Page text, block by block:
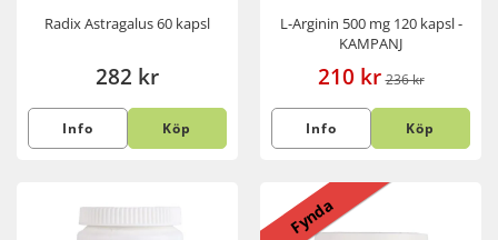
Radix Astragalus 60 kapsl
282 kr
Info Köp
L-Arginin 500 mg 120 kapsl -
KAMPANJ
210 kr 236 kr
Info Köp
Fynda